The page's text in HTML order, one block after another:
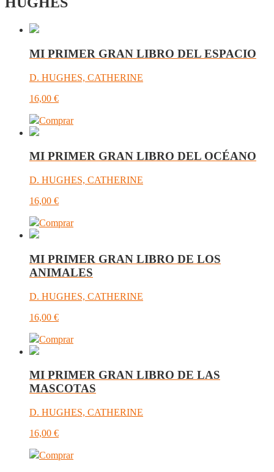
MI PRIMER GRAN LIBRO DEL ESPACIO
D. HUGHES, CATHERINE
16,00 €
Comprar
MI PRIMER GRAN LIBRO DEL OCÉANO
D. HUGHES, CATHERINE
16,00 €
Comprar
MI PRIMER GRAN LIBRO DE LOS
ANIMALES
D. HUGHES, CATHERINE
16,00 €
Comprar
MI PRIMER GRAN LIBRO DE LAS
MASCOTAS
D. HUGHES, CATHERINE
16,00 €
Comprar